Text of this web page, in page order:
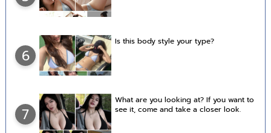
6
Is this body style your type?
7
What are you looking at? If you want to
see it, come and take a closer look.